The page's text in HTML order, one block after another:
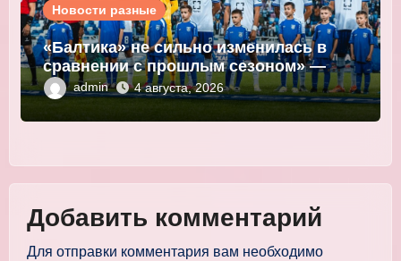
Новости разные
«Балтика» не сильно изменилась в
сравнении с прошлым сезоном» —
Морadmin 4 августа, 2026
Добавить комментарий
Для отправки комментария вам необходимо